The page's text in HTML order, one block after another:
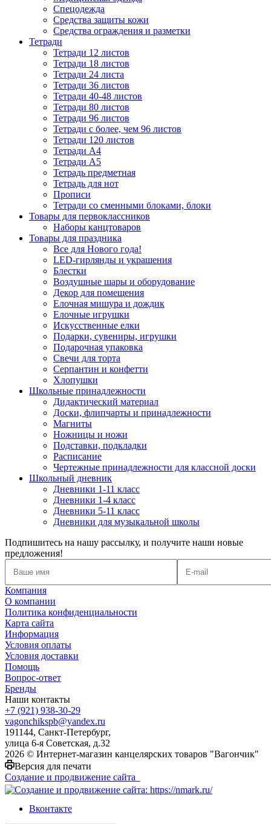
Спецодежда
Средства защиты кожи
Средства ограждения и разметки
Тетради
Тетради 12 листов
Тетради 18 листов
Тетради 24 листа
Тетради 36 листов
Тетради 40-48 листов
Тетради 80 листов
Тетради 96 листов
Тетради с более, чем 96 листов
Тетради 120 листов
Тетради А4
Тетради А5
Тетрадь предметная
Тетрадь для нот
Прописи
Тетради со сменными блоками, блоки
Товары для первоклассников
Наборы канцтоваров
Товары для праздника
Все для Нового года!
LED-гирлянды и украшения
Блестки
Воздушные шары и оборудование
Декор для помещения
Елочная мишура и дождик
Елочные игрушки
Искусственные елки
Подарки, сувениры, игрушки
Подарочная упаковка
Свечи для торта
Серпантин и конфетти
Хлопушки
Школьные принадлежности
Дидактический материал
Доски, флипчарты и принадлежности
Магниты
Ножницы и ножи
Подставки, подкладки
Расписание
Чертежные принадлежности для классной доски
Школьный дневник
Дневники 1-11 класс
Дневники 1-4 класс
Дневники 5-11 класс
Дневники для музыкальной школы
Подпишитесь на нашу рассылку, и получите наши новые
предложения!
Компания
О компании
Политика конфиденциальности
Карта сайта
Информация
Условия оплаты
Условия доставки
Помощь
Вопрос-ответ
Бренды
Наши контакты
+7 (921) 938-30-29
vagonchikspb@yandex.ru
191144, Санкт-Петербург,
улица 6-я Советская, д.32
2026 © Интернет-магазин канцелярских товаров "Вагончик"
Версия для печати
Создание и продвижение сайта
Вконтакте